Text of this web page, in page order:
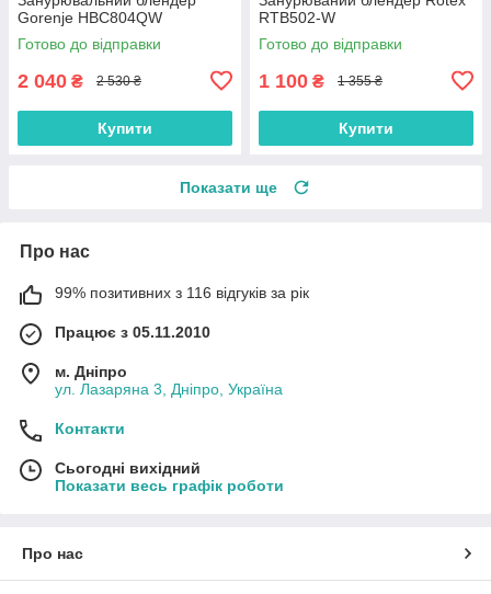
Gorenje HBC804QW
Готово до відправки
2 040 ₴ 2 530 ₴
Купити
RTB502-W
Готово до відправки
1 100 ₴ 1 355 ₴
Купити
Показати ще
Про нас
99% позитивних з 116 відгуків за рік
Працює з 05.11.2010
м. Дніпро
ул. Лазаряна 3, Дніпро, Україна
Контакти
Сьогодні вихідний
Показати весь графік роботи
Про нас